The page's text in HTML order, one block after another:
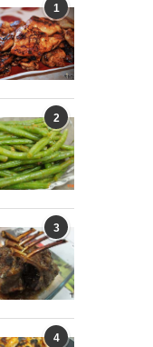
1
2
3
4